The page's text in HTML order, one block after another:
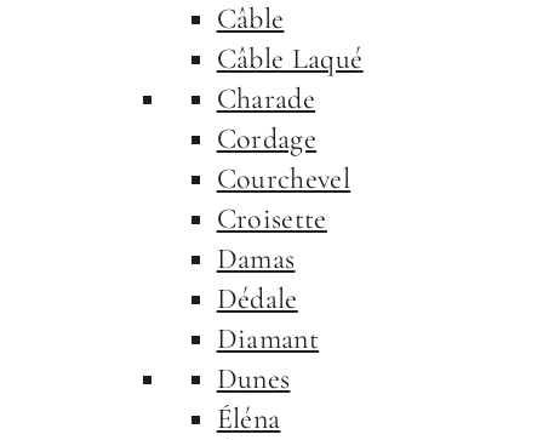
Câble
Câble Laqué
Charade
Cordage
Courchevel
Croisette
Damas
Dédale
Diamant
Dunes
Éléna